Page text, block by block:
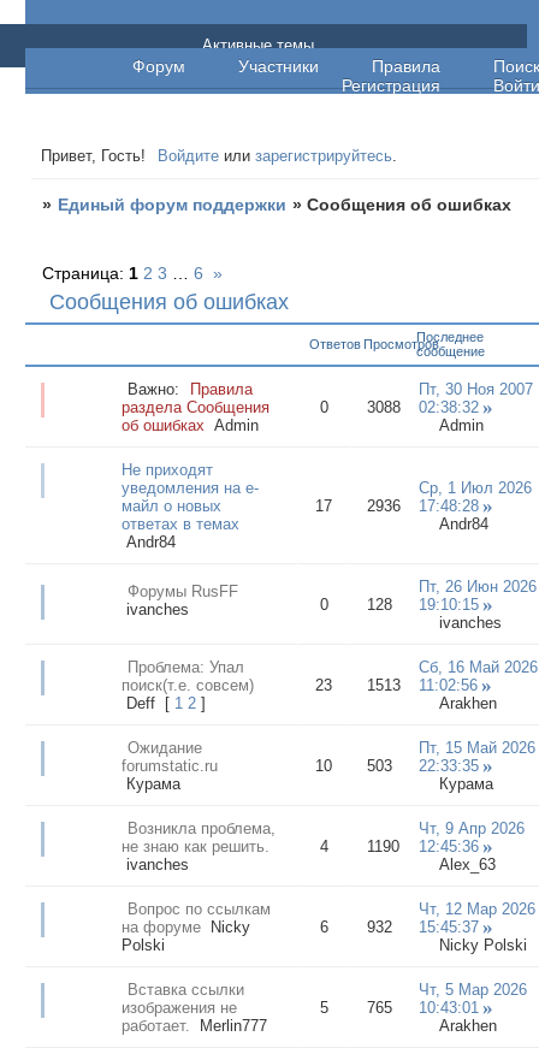
Единый форум поддержки
Форум Участники Правила
Поиск
Регистрация
Войти
Активные темы
Привет, Гость! Войдите илизарегистрируйтесь.
» Единый форум поддержки »Сообщения об ошибках
Сообщения об ошибках
Страница:1 2 3 … 6 »
Ответов ПросмотровПоследнее
сообщение
Важно:
Правила
раздела Сообщения
об ошибках Admin
0 3088
Пт, 30 Ноя 2007
02:38:32
Admin
Не приходят
уведомления на е-
майл о новых
ответах в темах
Andr84
17 2936
Ср, 1 Июл 2026
17:48:28
Andr84
Форумы RusFF
ivanches
0 128
Пт, 26 Июн 2026
19:10:15
ivanches
Проблема: Упал
поиск(т.е. совсем)
Deff
[ 1 2 ]
23 1513
Сб, 16 Май 2026
11:02:56
Arakhen
Ожидание
forumstatic.ru
Курама
10 503
Пт, 15 Май 2026
22:33:35
Курама
Возникла проблема,
не знаю как решить.
ivanches
4 1190
Чт, 9 Апр 2026
12:45:36
Alex_63
Вопрос по ссылкам
на форуме
Nicky
Polski
6 932
Чт, 12 Мар 2026
15:45:37
Nicky Polski
Вставка ссылки
изображения не
работает.
Merlin777
5 765
Чт, 5 Мар 2026
10:43:01
Arakhen